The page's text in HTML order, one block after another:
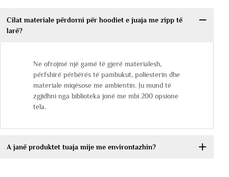
Cilat materiale përdorni për hoodiet e juaja me zipp të
larë?
Ne ofrojmë një gamë të gjerë materialesh,
përfshirë përbërës të pambukut, poliesterin dhe
materiale miqësose me ambientin. Ju mund të
zgjidhni nga biblioteka jonë me mbi 200 opsione
tela.
A janë produktet tuaja mije me environtazhin?